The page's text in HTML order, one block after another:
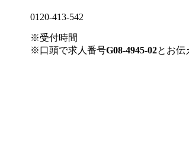
0120-413-542
※受付時間
※口頭で求人番号G08-4945-02とお伝